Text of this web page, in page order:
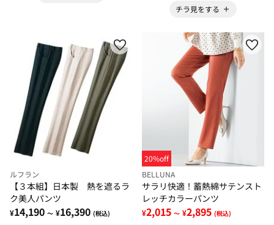
チラ見をする
ルフラン
【３本組】日本製 熱を遮るラ
ク美人パンツ
¥14,190 ～ ¥16,390 (税込)
20%off
BELLUNA
サラリ快適！蓄熱綿サテンスト
レッチカラーパンツ
¥2,015 ～ ¥2,895 (税込)